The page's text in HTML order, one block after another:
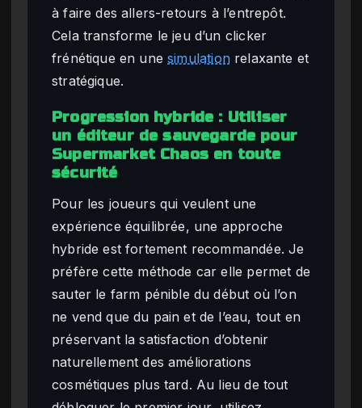
à faire des allers-retours à l’entrepôt.
Cela transforme le jeu d’un clicker
frénétique en unesimulationrelaxante et
stratégique.
Progression hybride : Utiliser
un éditeur de sauvegarde pour
Supermarket Chaos en toute
sécurité
Pour les joueurs qui veulent une
expérience équilibrée, une approche
hybride est fortement recommandée. Je
préfère cette méthode car elle permet de
sauter le farm pénible du début où l’on
ne vend que du pain et de l’eau, tout en
préservant la satisfaction d’obtenir
naturellement des améliorations
cosmétiques plus tard. Au lieu de tout